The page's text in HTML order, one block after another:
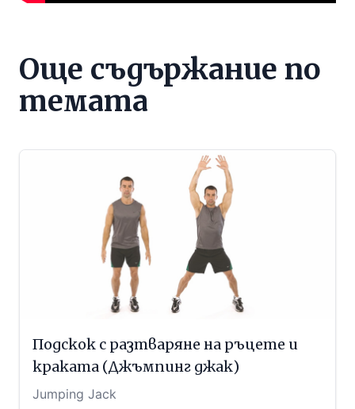
Още съдържание по
темата
Подскок с разтваряне на ръцете и
краката (Джъмпинг джак)
Jumping Jack